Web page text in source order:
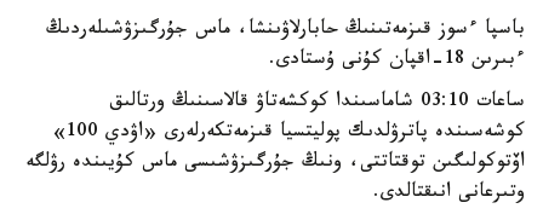
باسپا ءسوز قىزمەتىنىڭ حابارلاۋىنشا، ماس جۇرگىزۋشىلەردىڭ
ءبىرىن 18-اقپان كۇنى ۇستادى.
ساعات 03:10 شاماسىندا كوكشەتاۋ قالاسىنىڭ ورتالىق
كوشەسىندە پاترۋلدىك پوليتسيا قىزمەتكەرلەرى «اۋدي 100»
اۆتوكولىگىن توقتاتتى، ونىڭ جۇرگىزۋشىسى ماس كۇيىندە رۋلگە
وتىرعانى انىقتالدى.